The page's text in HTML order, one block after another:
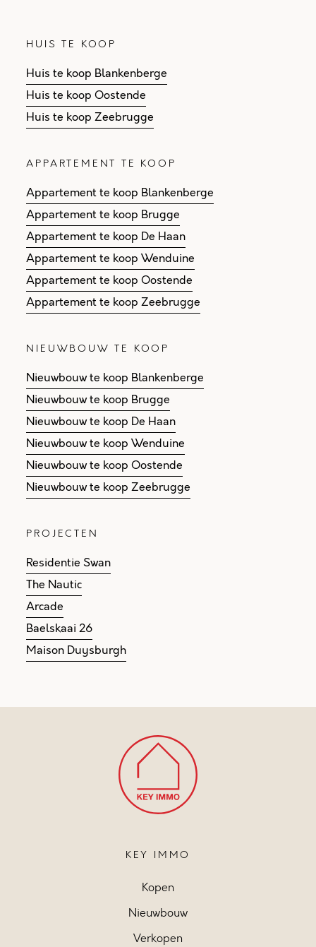
HUIS TE KOOP
Huis te koop Blankenberge
Huis te koop Oostende
Huis te koop Zeebrugge
APPARTEMENT TE KOOP
Appartement te koop Blankenberge
Appartement te koop Brugge
Appartement te koop De Haan
Appartement te koop Wenduine
Appartement te koop Oostende
Appartement te koop Zeebrugge
NIEUWBOUW TE KOOP
Nieuwbouw te koop Blankenberge
Nieuwbouw te koop Brugge
Nieuwbouw te koop De Haan
Nieuwbouw te koop Wenduine
Nieuwbouw te koop Oostende
Nieuwbouw te koop Zeebrugge
PROJECTEN
Residentie Swan
The Nautic
Arcade
Baelskaai 26
Maison Duysburgh
KEY IMMO
Kopen
Nieuwbouw
Verkopen